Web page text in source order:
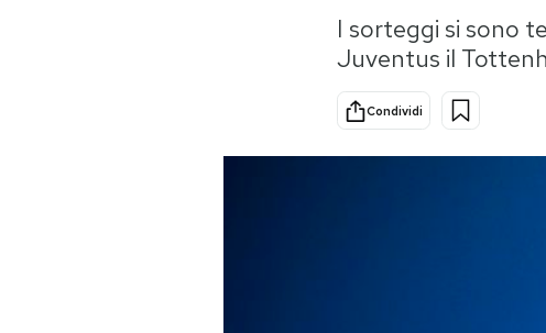
Storie/Idee
Ok Boomer!
Altrecose
I sorteggi si sono
Juventus il
Condividi